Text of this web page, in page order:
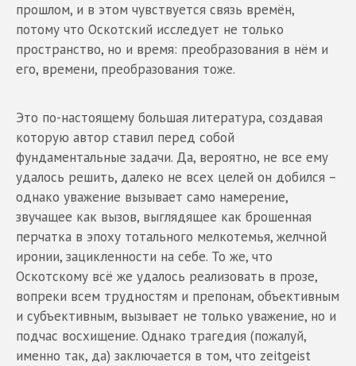
прошлом, и в этом чувствуется связь времён,
потому что Оскотский исследует не только
пространство, но и время: преобразования в нём и
его, времени, преобразования тоже.
Это по-настоящему большая литература, создавая
которую автор ставил перед собой
фундаментальные задачи. Да, вероятно, не все ему
удалось решить, далеко не всех целей он добился –
однако уважение вызывает само намерение,
звучащее как вызов, выглядящее как брошенная
перчатка в эпоху тотального мелкотемья, желчной
иронии, зацикленности на себе. То же, что
Оскотскому всё же удалось реализовать в прозе,
вопреки всем трудностям и препонам, объективным
и субъективным, вызывает не только уважение, но и
подчас восхищение. Однако трагедия (пожалуй,
именно так, да) заключается в том, что zeitgeist